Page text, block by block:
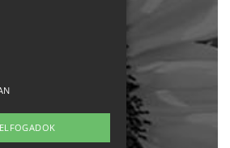
kapcsolat
English